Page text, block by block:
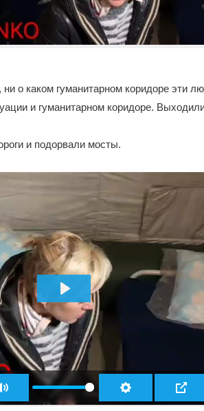
о каком гуманитарном коридоре эти
и гуманитарном коридоре.
и подорвали мосты.
ВОСПРОИЗВЕСТИ